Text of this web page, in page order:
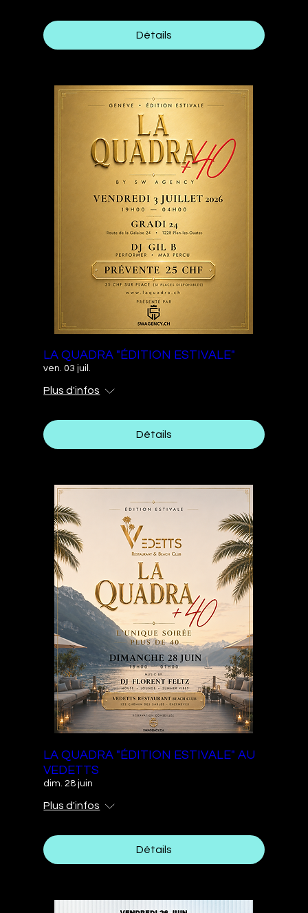
Détails
LA QUADRA "ÉDITION ESTIVALE"
ven. 03 juil.
Plus d'infos
Détails
LA QUADRA "ÉDITION ESTIVALE" AU
VEDETTS
dim. 28 juin
Plus d'infos
Détails